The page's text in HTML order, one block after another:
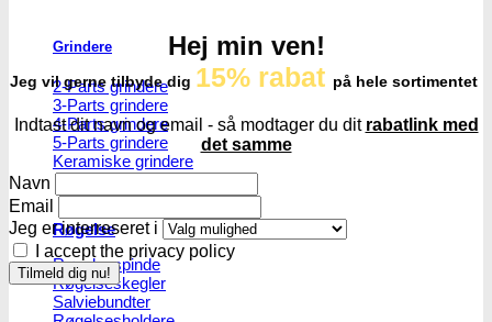
Grindere
2-Parts grindere
3-Parts grindere
4-Parts grindere
5-Parts grindere
Keramiske grindere
Røgelse
Røgelsespinde
Røgelseskegler
Salviebundter
Hej min ven!
Jeg vil gerne tilbyde dig 15% rabat på hele sortimentet
Indtast dit navn og email - så modtager du dit rabatlink med
det samme
Navn
Email
Jeg er interreseret i
I accept the privacy policy